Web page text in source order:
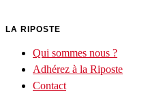
LA RIPOSTE
Qui sommes nous ?
Adhérez à la Riposte
Contact